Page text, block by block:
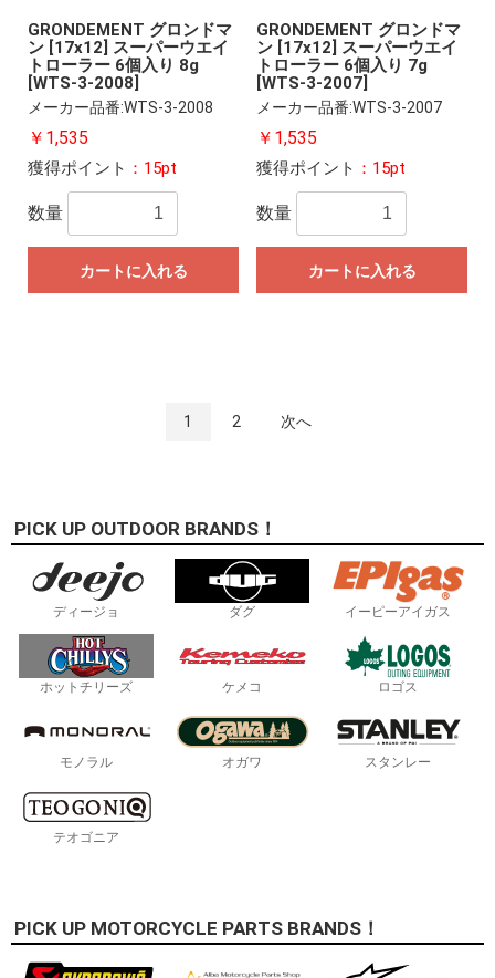
GRONDEMENT グロンドマ
ン [17x12] スーパーウエイ
トローラー 6個入り 8g
[WTS-3-2008]
メーカー品番:WTS-3-2008
￥1,535
獲得ポイント ：15pt
数量
カートに入れる
GRONDEMENT グロンドマ
ン [17x12] スーパーウエイ
トローラー 6個入り 7g
[WTS-3-2007]
メーカー品番:WTS-3-2007
￥1,535
獲得ポイント ：15pt
数量
カートに入れる
1 2 次へ
PICK UP OUTDOOR BRANDS！
ディージョ ダグ イーピーアイガス
ホットチリーズ ケメコ ロゴス
モノラル オガワ スタンレー
テオゴニア
PICK UP MOTORCYCLE PARTS BRANDS！